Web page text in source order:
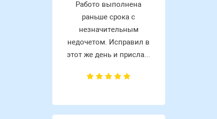
Работо выполнена
раньше срока с
незначительным
недочетом. Исправил в
этот же день и присла...